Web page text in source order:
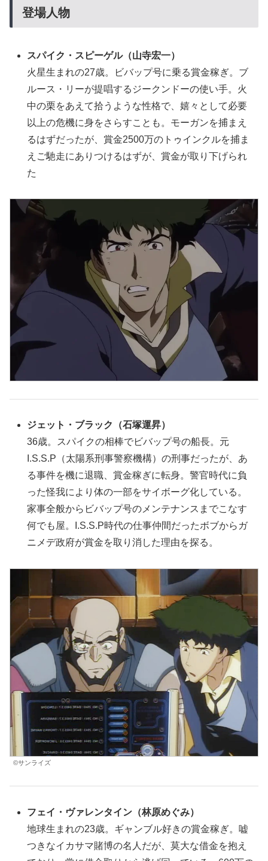
登場人物
スパイク・スピーゲル（山寺宏一）
火星生まれの27歳。ビバップ号に乗る賞金稼ぎ。ブ
ルース・リーが提唱するジークンドーの使い手。火
中の栗をあえて拾うような性格で、嬉々として必要
以上の危機に身をさらすことも。モーガンを捕まえ
るはずだったが、賞金2500万のトゥインクルを捕ま
えご馳走にありつけるはずが、賞金が取り下げられ
た
ジェット・ブラック
（石塚運昇）
36歳。スパイクの相棒でビバップ号の船長。元
I.S.S.P（太陽系刑事警察機構）の刑事だったが、あ
る事件を機に退職、賞金稼ぎに転身。警官時代に負
った怪我により体の一部をサイボーグ化している。
家事全般からビバップ号のメンテナンスまでこなす
何でも屋。I.S.S.P時代の仕事仲間だったボブからガ
ニメデ政府が賞金を取り消した理由を探る。
©サンライズ
フェイ・ヴァレンタイン（林原めぐみ）
地球生まれの23歳。ギャンブル好きの賞金稼ぎ。嘘
つきなイカサマ賭博の名人だが、莫大な借金を抱え